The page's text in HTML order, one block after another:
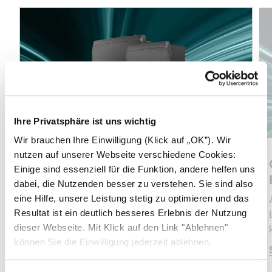
Ihre Privatsphäre ist uns wichtig
Wir brauchen Ihre Einwilligung (Klick auf „OK”). Wir
nutzen auf unserer Webseite verschiedene Cookies:
Einige sind essenziell für die Funktion, andere helfen uns
dabei, die Nutzenden besser zu verstehen. Sie sind also
eine Hilfe, unsere Leistung stetig zu optimieren und das
Resultat ist ein deutlich besseres Erlebnis der Nutzung
dieser Webseite. Mit Klick auf den Link "Ablehnen"
können Sie die Einwilligung jederzeit ablehnen.
installazioni su tetti non classificati Broof (t3, t4).
Converti l'energia con SOLARWATT
Inverter vision
Funzionalità di un inverter solare e di un
inverter per batterie in un'unica soluzione
monofase e trifase.